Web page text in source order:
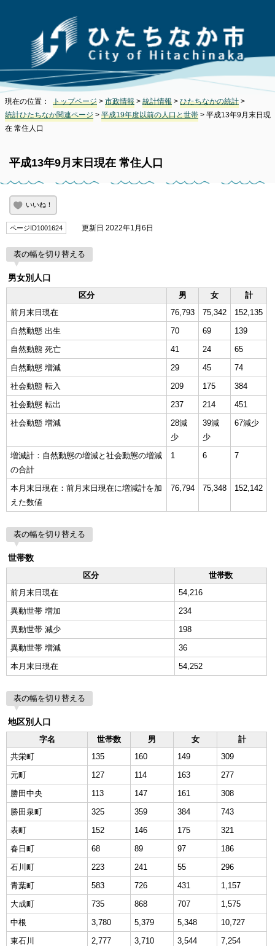
現在の位置： トップページ > 市政情報 > 統計情報 > ひたちなかの統計 >
統計ひたちなか関連ページ > 平成19年度以前の人口と世帯 > 平成13年9月末日現
在 常住人口
平成13年9月末日現在 常住人口
いいね！
ページID1001624 更新日 2022年1月6日
表の幅を切り替える
男女別人口
区分
男 女
計
前月末日現在
76,793 75,342
152,135
自然動態 出生
70 69
139
自然動態 死亡
41 24
65
自然動態 増減
29 45
74
社会動態 転入
209 175
384
社会動態 転出
237 214
451
社会動態 増減
28減
少
39減
少
67減少
増減計：自然動態の増減と社会動態の増減
の合計
1 6 7
本月末日現在：前月末日現在に増減計を加
えた数値
76,794 75,348 152,142
表の幅を切り替える
世帯数
区分
世帯数
前月末日現在
54,216
異動世帯 増加
234
異動世帯 減少
198
異動世帯 増減
36
本月末日現在
54,252
表の幅を切り替える
地区別人口
字名
世帯数 男 女
計
共栄町
135 160 149
309
元町
127 114 163
277
勝田中央
113 147 161
308
勝田泉町
325 359 384
743
表町
152 146 175
321
春日町
68 89 97
186
石川町
223 241 55
296
青葉町
583 726 431
1,157
大成町
735 868 707
1,575
中根
3,780 5,379 5,348
10,727
東石川
2,777 3,710 3,544
7,254